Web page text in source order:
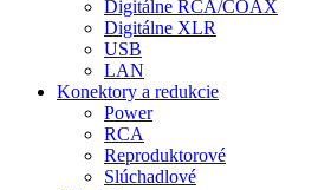
Digitálne RCA/COAX
Digitálne XLR
USB
LAN
Konektory a redukcie
Power
RCA
Reproduktorové
Slúchadlové